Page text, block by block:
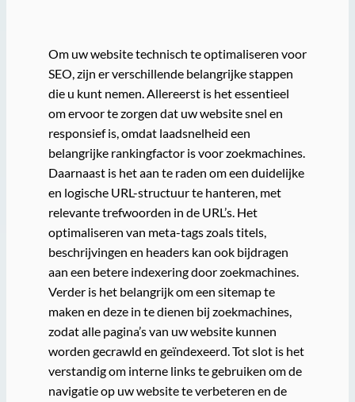
Om uw website technisch te optimaliseren voor
SEO, zijn er verschillende belangrijke stappen
die u kunt nemen. Allereerst is het essentieel
om ervoor te zorgen dat uw website snel en
responsief is, omdat laadsnelheid een
belangrijke rankingfactor is voor zoekmachines.
Daarnaast is het aan te raden om een duidelijke
en logische URL-structuur te hanteren, met
relevante trefwoorden in de URL’s. Het
optimaliseren van meta-tags zoals titels,
beschrijvingen en headers kan ook bijdragen
aan een betere indexering door zoekmachines.
Verder is het belangrijk om een sitemap te
maken en deze in te dienen bij zoekmachines,
zodat alle pagina’s van uw website kunnen
worden gecrawld en geïndexeerd. Tot slot is het
verstandig om interne links te gebruiken om de
navigatie op uw website te verbeteren en de